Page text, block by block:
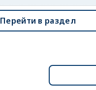
Перейти в раздел